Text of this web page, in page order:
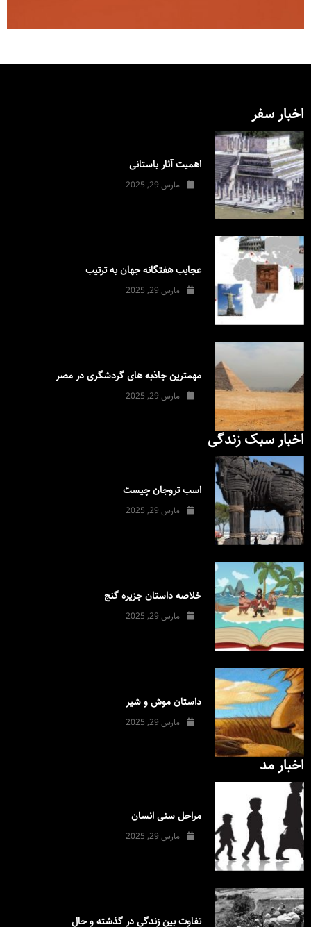
اخبار سفر
اهمیت آثار باستانی
مارس 29, 2025
عجایب هفتگانه جهان به ترتیب
مارس 29, 2025
مهمترین جاذبه های گردشگری در مصر
مارس 29, 2025
اخبار سبک زندگی
اسب تروجان چیست
مارس 29, 2025
خلاصه داستان جزیره گنج
مارس 29, 2025
داستان موش و شیر
مارس 29, 2025
اخبار مد
مراحل سنی انسان
مارس 29, 2025
تفاوت بین زندگی در گذشته و حال